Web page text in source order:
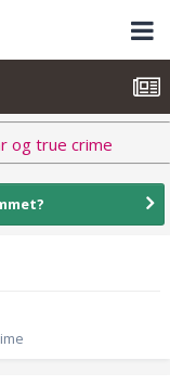
og true crime